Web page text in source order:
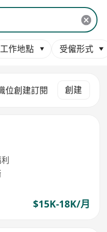
工作地點 受僱形式
位創建訂閱 創建
$15K-18K/月